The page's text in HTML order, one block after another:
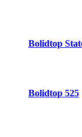
Bolidtop
Bolidtop 525